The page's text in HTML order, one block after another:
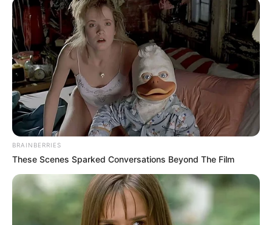
BRAINBERRIES
These Scenes Sparked Conversations Beyond The Film